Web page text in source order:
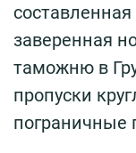
заверенная
таможню в
пропуски
пограничные